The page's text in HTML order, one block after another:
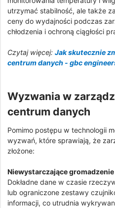
utrzymać stabilność, ale także
ceny do wydajności podczas
chłodzenia i ochroną ciągłości
Czytaj więcej: Jak skutecznie
centrum danych - gbc
Wyzwania w
centrum danych
Pomimo postępu w technologii
wyzwań, które sprawiają, że
złożone:
Niewystarczające
Dokładne dane w czasie
lub ograniczone zestawy
informacji, co utrudnia